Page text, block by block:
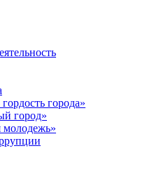
города»
город»
молодежь»